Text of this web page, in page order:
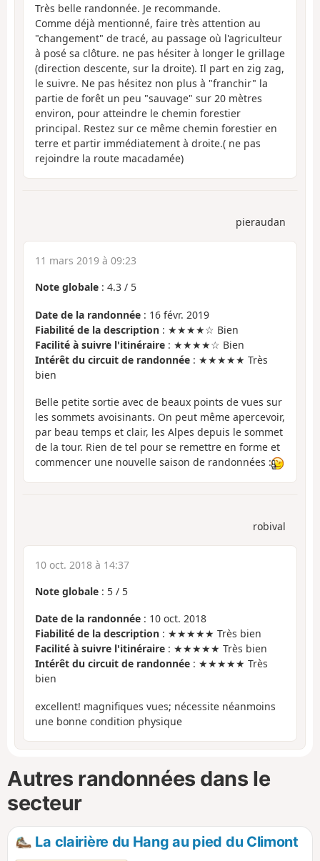
Très belle randonnée. Je recommande.
Comme déjà mentionné, faire très attention au
"changement" de tracé, au passage où l'agriculteur
à posé sa clôture. ne pas hésiter à longer le grillage
(direction descente, sur la droite). Il part en zig zag,
le suivre. Ne pas hésitez non plus à "franchir" la
partie de forêt un peu "sauvage" sur 20 mètres
environ, pour atteindre le chemin forestier
principal. Restez sur ce même chemin forestier en
terre et partir immédiatement à droite.( ne pas
rejoindre la route macadamée)
pieraudan
11 mars 2019 à 09:23
Note globale : 4.3 / 5
Date de la randonnée : 16 févr. 2019
Fiabilité de la description : ★★★★☆ Bien
Facilité à suivre l'itinéraire : ★★★★☆ Bien
Intérêt du circuit de randonnée : ★★★★★ Très
bien
Belle petite sortie avec de beaux points de vues sur
les sommets avoisinants. On peut même apercevoir,
par beau temps et clair, les Alpes depuis le sommet
de la tour. Rien de tel pour se remettre en forme et
commencer une nouvelle saison de randonnées :
robival
10 oct. 2018 à 14:37
Note globale : 5 / 5
Date de la randonnée : 10 oct. 2018
Fiabilité de la description : ★★★★★ Très bien
Facilité à suivre l'itinéraire : ★★★★★ Très bien
Intérêt du circuit de randonnée : ★★★★★ Très
bien
excellent! magnifiques vues; nécessite néanmoins
une bonne condition physique
Autres randonnées dans le
secteur
La clairière du Hang au pied du Climont